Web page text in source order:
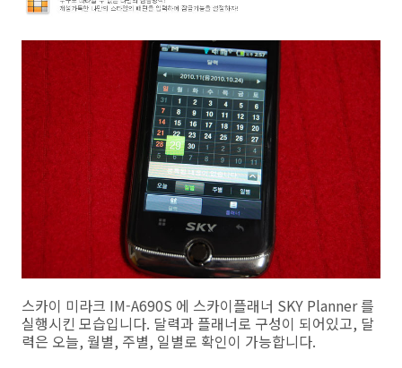
스카이 미라크 IM-A690S 에 스카이플래너 SKY Planner 를
실행시킨 모습입니다. 달력과 플래너로 구성이 되어있고, 달
력은 오늘, 월별, 주별, 일별로 확인이 가능합니다.